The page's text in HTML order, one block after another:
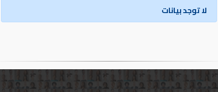
سيارات
تسجيل
الدخول
لا توجد بيانات